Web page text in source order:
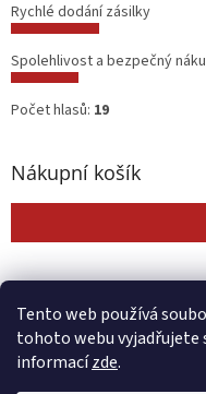
Tento web používá
tohoto webu vyjadřujete
informacízde.
Rychlé dodání zásilky
Spolehlivost a bezpečný
Počet hlasů: 19
Nákupní košík